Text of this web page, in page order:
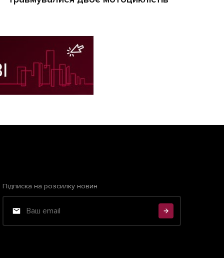
Підписка на розсилку новин